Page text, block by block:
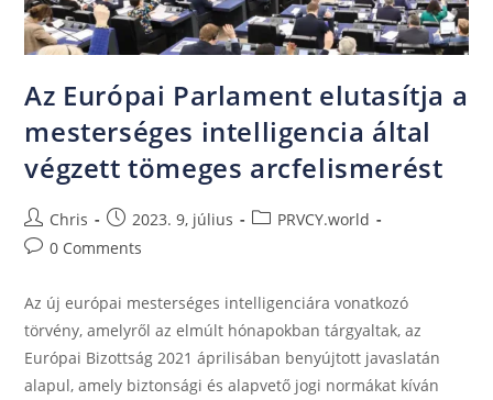
Az Európai Parlament elutasítja a
mesterséges intelligencia által
végzett tömeges arcfelismerést
Chris 2023. 9, július
PRVCY.world
0 Comments
Az új európai mesterséges intelligenciára vonatkozó
törvény, amelyről az elmúlt hónapokban tárgyaltak, az
Európai Bizottság 2021 áprilisában benyújtott javaslatán
alapul, amely biztonsági és alapvető jogi normákat kíván